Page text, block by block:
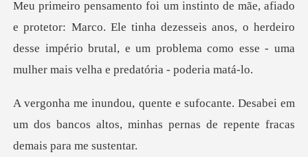
co. Ele tinha dezesseis anos, o herdeiro
desse império brutal, e um pr
esabei em
um dos bancos altos, minhas pernas